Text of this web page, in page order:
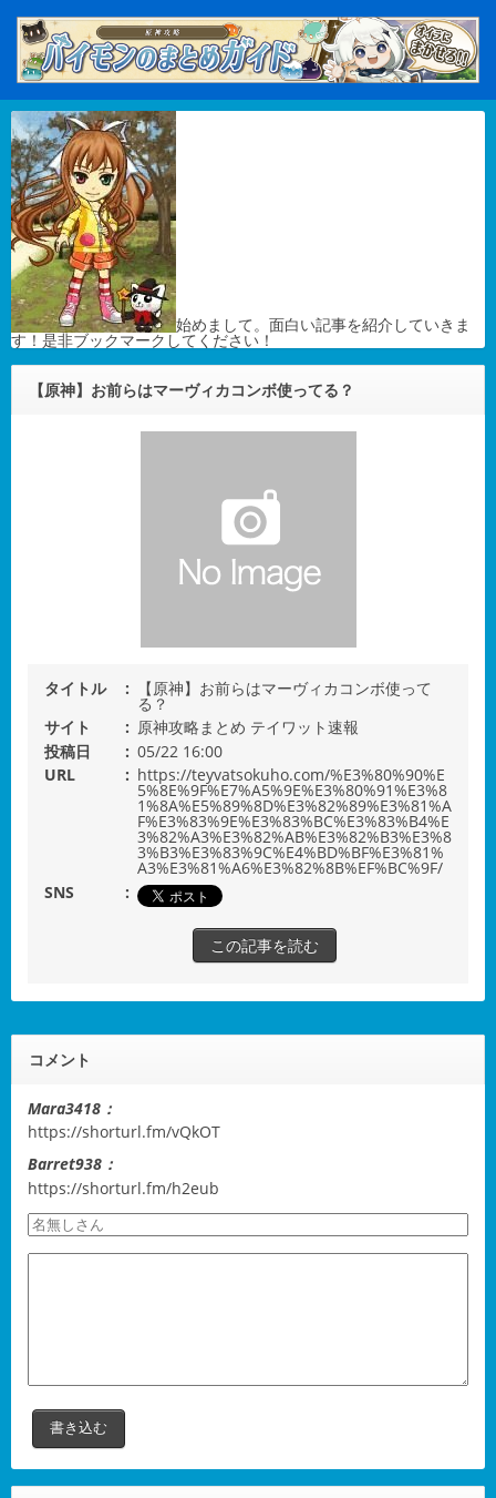
始めまして。面白い記事を紹介していきま
す！是非ブックマークしてください！
【原神】お前らはマーヴィカコンボ使ってる？
タイトル 【原神】お前らはマーヴィカコンボ使って
る？
サイト
原神攻略まとめ テイワット速報
投稿日
05/22 16:00
URL
https://teyvatsokuho.com/%E3%80%90%E
5%8E%9F%E7%A5%9E%E3%80%91%E3%8
1%8A%E5%89%8D%E3%82%89%E3%81%A
F%E3%83%9E%E3%83%BC%E3%83%B4%E
3%82%A3%E3%82%AB%E3%82%B3%E3%8
3%B3%E3%83%9C%E4%BD%BF%E3%81%
A3%E3%81%A6%E3%82%8B%EF%BC%9F/
SNS
この記事を読む
コメント
Mara3418：
https://shorturl.fm/vQkOT
Barret938：
https://shorturl.fm/h2eub